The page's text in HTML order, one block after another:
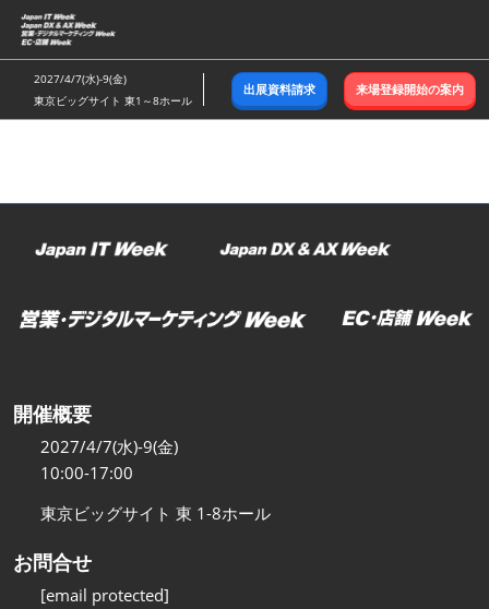
ス
キ
ッ
し
む
2027/4/7(水)-9(金)
東京ビッグサイト 東1～8ホール
出展資料請求 来場登録開始の案内
開催概要
2027/4/7(水)-9(金)
10:00-17:00
東京ビッグサイト 東 1-8ホール
お問合せ
[email protected]